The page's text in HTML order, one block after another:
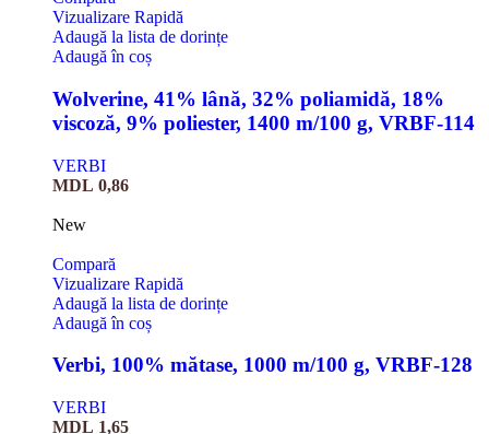
Vizualizare Rapidă
Adaugă la lista de dorințe
Adaugă în coș
Wolverine, 41% lână, 32% poliamidă, 18%
viscoză, 9% poliester, 1400 m/100 g, VRBF-114
VERBI
MDL 0,86
New
Compară
Vizualizare Rapidă
Adaugă la lista de dorințe
Adaugă în coș
Verbi, 100% mătase, 1000 m/100 g, VRBF-128
VERBI
MDL 1,65